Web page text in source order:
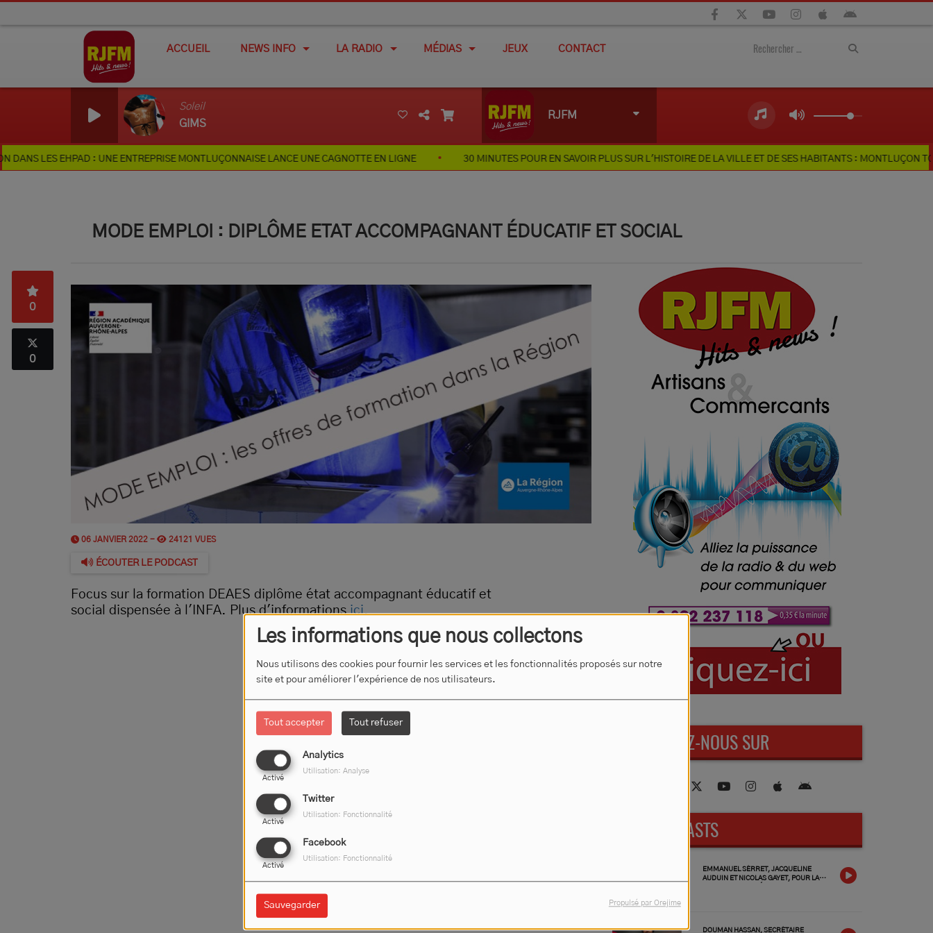
Les informations que nous collectons
Nous utilisons des cookies pour fournir les services et les fonctionnalités proposés sur notre
site et pour améliorer l'expérience de nos utilisateurs.
Tout accepter Tout refuser
Analytics
Activé
Utilisation: Analyse
Twitter
Activé
Utilisation: Fonctionnalité
Facebook
Activé
Utilisation: Fonctionnalité
Sauvegarder Propulsé par Orejime
ACCUEIL NEWS INFO LA RADIO MÉDIAS JEUX CONTACT
Soleil
GIMS
RJFM
: UNE ENTREPRISE MONTLUÇONNAISE LANCE UNE CAGNOTTE EN LIGNE 30 MINUTES POUR EN SAVOIR PLUS SUR L'HISTOIRE DE LA VILLE ET DE SES HABITANTS : MONTLUÇON TOURISME
MODE EMPLOI : DIPLÔME ETAT ACCOMPAGNANT ÉDUCATIF ET SOCIAL
0
0
06 JANVIER 2022 - 24121 VUES
ÉCOUTER LE PODCAST
Focus sur la formation DEAES diplôme état accompagnant éducatif et
social dispensée à l'INFA. Plus d'informationsici.
RETROUVEZ-NOUS SUR
NOS PODCASTS
EMMANUEL SÉRRET, JACQUELINE
AUDUIN ET NICOLAS GAYET, POUR LA
DOUMAN HASSAN, SECRÉTAIRE